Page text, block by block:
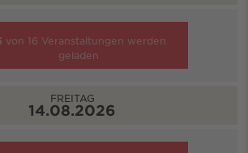
von 16 Veranstaltungen werden
geladen
FREITAG
14.08.2026